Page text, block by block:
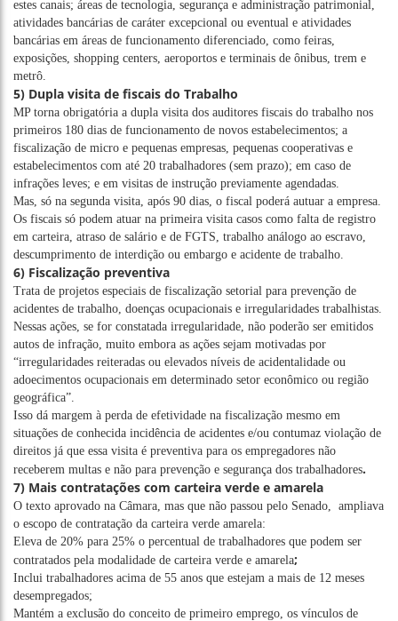
estes canais; áreas de tecnologia, segurança e administração patrimonial,
atividades bancárias de caráter excepcional ou eventual e atividades
bancárias em áreas de funcionamento diferenciado, como feiras,
exposições, shopping centers, aeroportos e terminais de ônibus, trem e
metrô.
5) Dupla visita de fiscais do Trabalho
MP torna obrigatória a dupla visita dos auditores fiscais do trabalho nos
primeiros 180 dias de funcionamento de novos estabelecimentos; a
fiscalização de micro e pequenas empresas, pequenas cooperativas e
estabelecimentos com até 20 trabalhadores (sem prazo); em caso de
infrações leves; e em visitas de instrução previamente agendadas.
Mas, só na segunda visita, após 90 dias, o fiscal poderá autuar a empresa.
Os fiscais só podem atuar na primeira visita casos como falta de registro
em carteira, atraso de salário e de FGTS, trabalho análogo ao escravo,
descumprimento de interdição ou embargo e acidente de trabalho.
6) Fiscalização preventiva
Trata de projetos especiais de fiscalização setorial para prevenção de
acidentes de trabalho, doenças ocupacionais e irregularidades trabalhistas.
Nessas ações, se for constatada irregularidade, não poderão ser emitidos
autos de infração, muito embora as ações sejam motivadas por
“irregularidades reiteradas ou elevados níveis de acidentalidade ou
adoecimentos ocupacionais em determinado setor econômico ou região
geográfica”.
Isso dá margem à perda de efetividade na fiscalização mesmo em
situações de conhecida incidência de acidentes e/ou contumaz violação de
direitos já que essa visita é preventiva para os empregadores não
receberem multas e não para prevenção e segurança dos trabalhadores.
7) Mais contratações com carteira verde e amarela
O texto aprovado na Câmara, mas que não passou pelo Senado, ampliava
o escopo de contratação da carteira verde amarela:
Eleva de 20% para 25% o percentual de trabalhadores que podem ser
contratados pela modalidade de carteira verde e amarela;
Inclui trabalhadores acima de 55 anos que estejam a mais de 12 meses
desempregados;
Mantém a exclusão do conceito de primeiro emprego, os vínculos de